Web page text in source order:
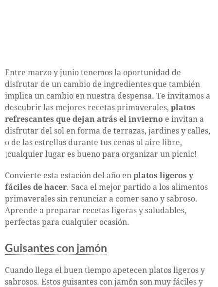
Entre marzo y junio tenemos la oportunidad de
disfrutar de un cambio de ingredientes que también
implica un cambio en nuestra despensa. Te invitamos a
descubrir las mejores recetas primaverales, platos
refrescantes que dejan atrás el invierno e invitan a
disfrutar del sol en forma de terrazas, jardines y calles,
o de las estrellas durante tus cenas al aire libre,
¡cualquier lugar es bueno para organizar un picnic!
Convierte esta estación del año en platos ligeros y
fáciles de hacer. Saca el mejor partido a los alimentos
primaverales sin renunciar a comer sano y sabroso.
Aprende a preparar recetas ligeras y saludables,
perfectas para cualquier ocasión.
Guisantes con jamón
Cuando llega el buen tiempo apetecen platos ligeros y
sabrosos. Estos guisantes con jamón son muy fáciles y